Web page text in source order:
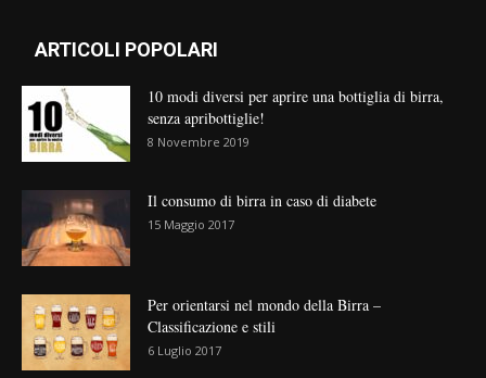
ARTICOLI POPOLARI
10 modi diversi per aprire una bottiglia di birra,
senza apribottiglie!
8 Novembre 2019
Il consumo di birra in caso di diabete
15 Maggio 2017
Per orientarsi nel mondo della Birra –
Classificazione e stili
6 Luglio 2017